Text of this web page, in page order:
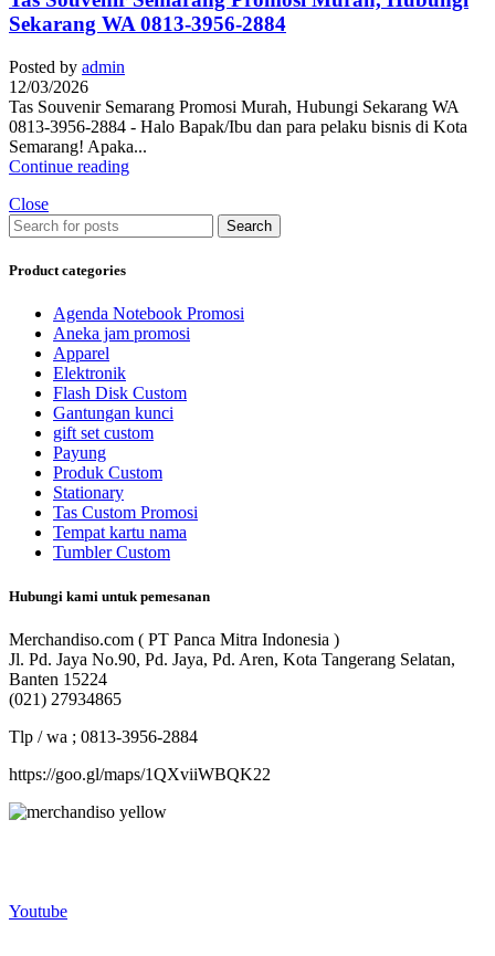
Sekarang WA 0813-3956-2884
Posted by admin
12/03/2026
Tas Souvenir Semarang Promosi Murah, Hubungi Sekarang WA
0813-3956-2884 - Halo Bapak/Ibu dan para pelaku bisnis di Kota
Semarang! Apaka...
Continue reading
Close
Search
Product categories
Agenda Notebook Promosi
Aneka jam promosi
Apparel
Elektronik
Flash Disk Custom
Gantungan kunci
gift set custom
Payung
Produk Custom
Stationary
Tas Custom Promosi
Tempat kartu nama
Tumbler Custom
Hubungi kami untuk pemesanan
Merchandiso.com ( PT Panca Mitra Indonesia )
Jl. Pd. Jaya No.90, Pd. Jaya, Pd. Aren, Kota Tangerang Selatan,
Banten 15224
(021) 27934865
Tlp / wa ; 0813-3956-2884
https://goo.gl/maps/1QXviiWBQK22
Youtube